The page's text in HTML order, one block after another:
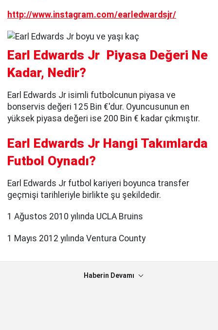
http://www.instagram.com/earledwardsjr/
Earl Edwards Jr Piyasa Değeri Ne
Kadar, Nedir?
Earl Edwards Jr isimli futbolcunun piyasa ve
bonservis değeri 125 Bin €'dur. Oyuncusunun en
yüksek piyasa değeri ise 200 Bin € kadar çıkmıştır.
Earl Edwards Jr Hangi Takımlarda
Futbol Oynadı?
Earl Edwards Jr futbol kariyeri boyunca transfer
geçmişi tarihleriyle birlikte şu şekildedir.
1 Ağustos 2010 yılında UCLA Bruins
1 Mayıs 2012 yılında Ventura County
Haberin Devamı